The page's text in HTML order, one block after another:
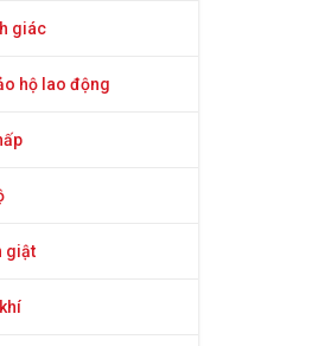
giác
hộ lao động
giật